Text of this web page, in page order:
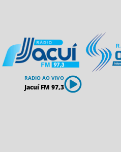
RADIO AO VIVO
Jacuí FM 97,3